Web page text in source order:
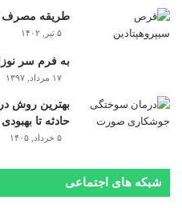
طریقه مصرف
۵ تیر, ۱۴۰۲
به فرم سر
۱۷ مرداد, ۱۳۹۷
بهترین روش
حادثه تا
۵ خرداد, ۱۴۰۵
شبکه های اجتماعی